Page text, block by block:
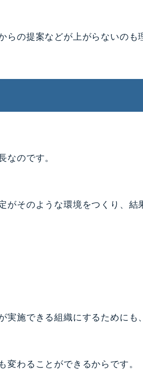
の提案などが上がらないのも
なのです。
そのような環境をつくり、
施できる組織にするためにも
わることができるからです。